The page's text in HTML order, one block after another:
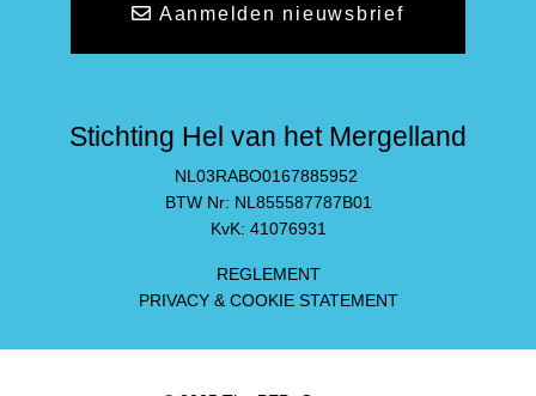
Aanmelden nieuwsbrief
Stichting Hel van het Mergelland
NL03RABO0167885952
BTW Nr: NL855587787B01
KvK: 41076931
REGLEMENT
PRIVACY & COOKIE STATEMENT